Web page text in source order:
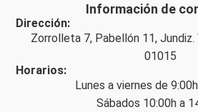
Información de
Dirección:
Zorrolleta 7, Pabellón 11,
01015
Horarios:
Lunes a viernes de
Sábados 10:00h a